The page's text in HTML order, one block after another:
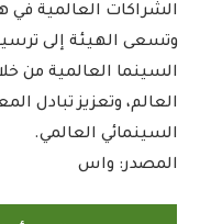
الشراكات العالمية في
وتسعى الهيئة إلى
السينما العالمية من
العالم، وتعزيز تبادل
السينمائي العالمي.
المصدر: واس